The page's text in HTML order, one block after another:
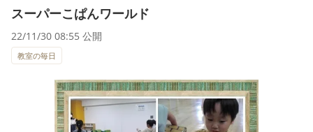
スーパーこぱんワールド
22/11/30 08:55 公開
教室の毎日